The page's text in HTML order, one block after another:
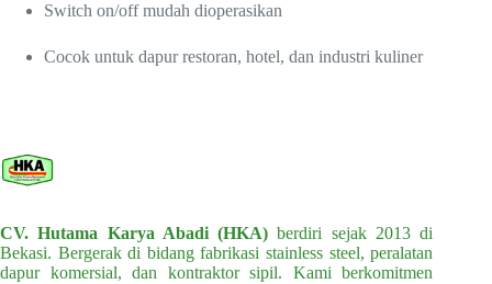
Switch on/off mudah dioperasikan
Cocok untuk dapur restoran, hotel, dan industri kuliner
CV. Hutama Karya Abadi (HKA) berdiri sejak 2013 di
Bekasi. Bergerak di bidang fabrikasi stainless steel, peralatan
dapur komersial, dan kontraktor sipil. Kami berkomitmen